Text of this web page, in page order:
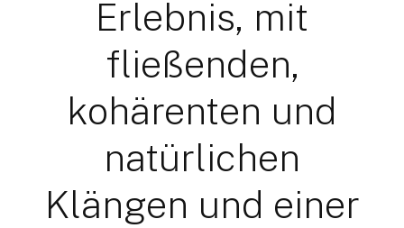
Erlebnis, mit
fließenden,
kohärenten und
natürlichen
Klängen und einer